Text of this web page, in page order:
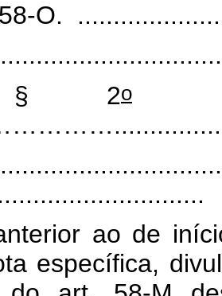
58-O.
2o
ao de
específica,